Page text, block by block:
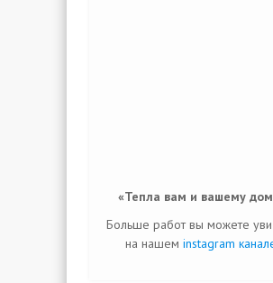
«Тепла вам и вашему
Больше работ вы можете
на нашем instagram